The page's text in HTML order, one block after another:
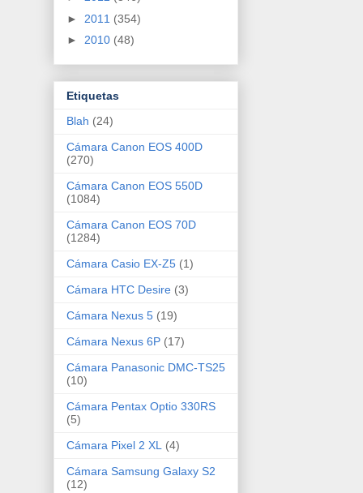
► 2011 (354)
► 2010 (48)
Etiquetas
Blah (24)
Cámara Canon EOS 400D
(270)
Cámara Canon EOS 550D
(1084)
Cámara Canon EOS 70D
(1284)
Cámara Casio EX-Z5 (1)
Cámara HTC Desire (3)
Cámara Nexus 5 (19)
Cámara Nexus 6P (17)
Cámara Panasonic DMC-TS25
(10)
Cámara Pentax Optio 330RS
(5)
Cámara Pixel 2 XL
(4)
Cámara Samsung Galaxy S2
(12)